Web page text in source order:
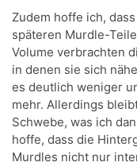
Zudem hoffe ich,
späteren Murdle-
Volume verbrachten
in denen sie sich
es deutlich weniger
mehr. Allerdings
Schwebe, was ich
hoffe, dass die
Murdles nicht nur